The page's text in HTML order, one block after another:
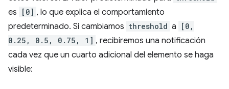
es [0] , lo que explica el comportamiento
predeterminado. Si cambiamos threshold a
[0,
0.25, 0.5, 0.75, 1] , recibiremos una notificación
cada vez que un cuarto adicional del elemento se haga
visible: